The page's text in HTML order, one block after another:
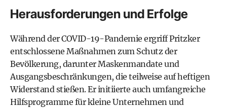
Herausforderungen und Erfolge
Während der COVID-19-Pandemie ergriff Pritzker
entschlossene Maßnahmen zum Schutz der
Bevölkerung, darunter Maskenmandate und
Ausgangsbeschränkungen, die teilweise auf heftigen
Widerstand stießen. Er initiierte auch umfangreiche
Hilfsprogramme für kleine Unternehmen und